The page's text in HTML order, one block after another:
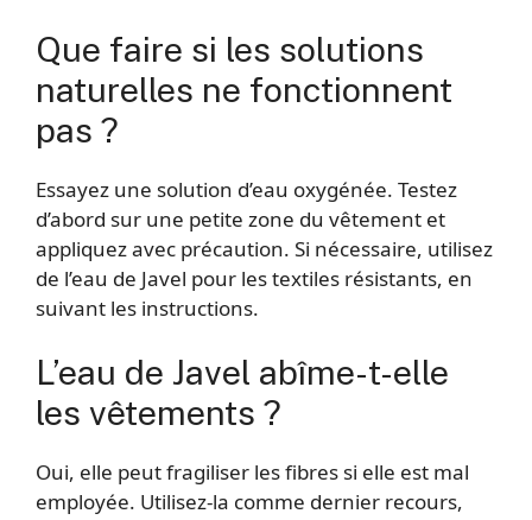
Que faire si les solutions
naturelles ne fonctionnent
pas ?
Essayez une solution d’eau oxygénée. Testez
d’abord sur une petite zone du vêtement et
appliquez avec précaution. Si nécessaire, utilisez
de l’eau de Javel pour les textiles résistants, en
suivant les instructions.
L’eau de Javel abîme-t-elle
les vêtements ?
Oui, elle peut fragiliser les fibres si elle est mal
employée. Utilisez-la comme dernier recours,